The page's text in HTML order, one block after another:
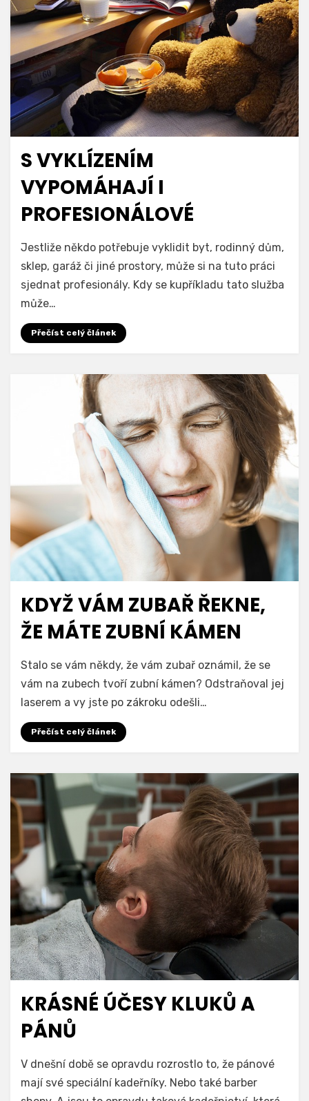
S VYKLÍZENÍM
VYPOMÁHAJÍ I
PROFESIONÁLOVÉ
Jestliže někdo potřebuje vyklidit byt, rodinný dům,
sklep, garáž či jiné prostory, může si na tuto práci
sjednat profesionály. Kdy se kupříkladu tato služba
může…
Přečíst celý článek
KDYŽ VÁM ZUBAŘ ŘEKNE,
ŽE MÁTE ZUBNÍ KÁMEN
Stalo se vám někdy, že vám zubař oznámil, že se
vám na zubech tvoří zubní kámen? Odstraňoval jej
laserem a vy jste po zákroku odešli…
Přečíst celý článek
KRÁSNÉ ÚČESY KLUKŮ A
PÁNŮ
V dnešní době se opravdu rozrostlo to, že pánové
mají své speciální kadeřníky. Nebo také barber